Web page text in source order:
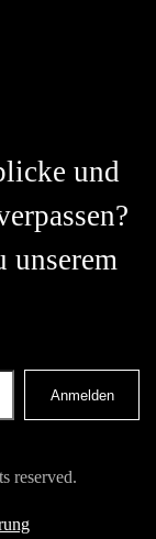
und
unserem
reserved.